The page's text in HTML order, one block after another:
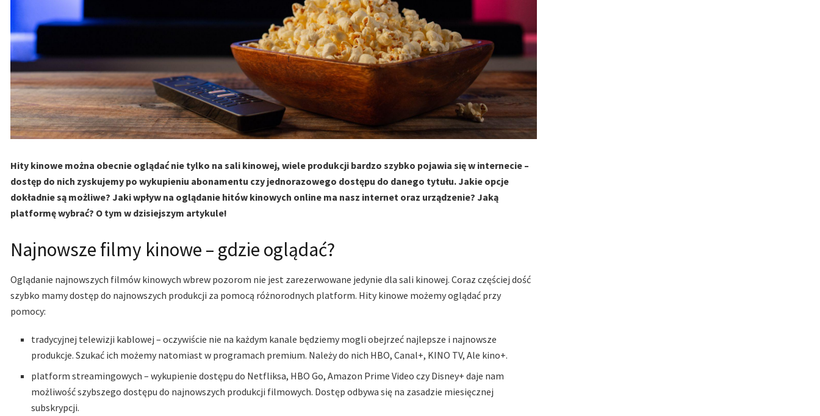
Hity kinowe można obecnie oglądać nie tylko na sali kinowej, wiele produkcji bardzo szybko pojawia się w internecie –
dostęp do nich zyskujemy po wykupieniu abonamentu czy jednorazowego dostępu do danego tytułu. Jakie opcje
dokładnie są możliwe? Jaki wpływ na oglądanie hitów kinowych online ma nasz internet oraz urządzenie? Jaką
platformę wybrać? O tym w dzisiejszym artykule!
Najnowsze filmy kinowe – gdzie oglądać?
Oglądanie najnowszych filmów kinowych wbrew pozorom nie jest zarezerwowane jedynie dla sali kinowej. Coraz częściej dość
szybko mamy dostęp do najnowszych produkcji za pomocą różnorodnych platform. Hity kinowe możemy oglądać przy
pomocy:
tradycyjnej telewizji kablowej – oczywiście nie na każdym kanale będziemy mogli obejrzeć najlepsze i najnowsze
produkcje. Szukać ich możemy natomiast w programach premium. Należy do nich HBO, Canal+, KINO TV, Ale kino+.
platform streamingowych – wykupienie dostępu do Netfliksa, HBO Go, Amazon Prime Video czy Disney+ daje nam
możliwość szybszego dostępu do najnowszych produkcji filmowych. Dostęp odbywa się na zasadzie miesięcznej
subskrypcji.